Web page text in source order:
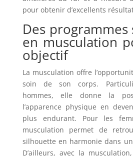
pour obtenir d’excellents
Des
en musculation
objectif
La musculation offre
soin de son corps.
hommes, elle donne la
l’apparence physique en
plus endurant. Pour les
musculation permet de
silhouette en harmonie dans
D’ailleurs, avec la